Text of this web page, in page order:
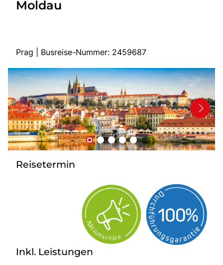
Service
Start
Mehrtagesreisen
Tagesreisen
Bus anmieten
Service
Moldau
Prag | Busreise-Nummer: 2459687
Reisetermin
Inkl. Leistungen